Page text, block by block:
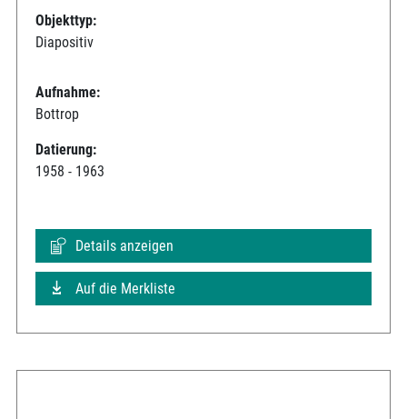
Objekttyp:
Diapositiv
Aufnahme:
Bottrop
Datierung:
1958 - 1963
Details anzeigen
Auf die Merkliste